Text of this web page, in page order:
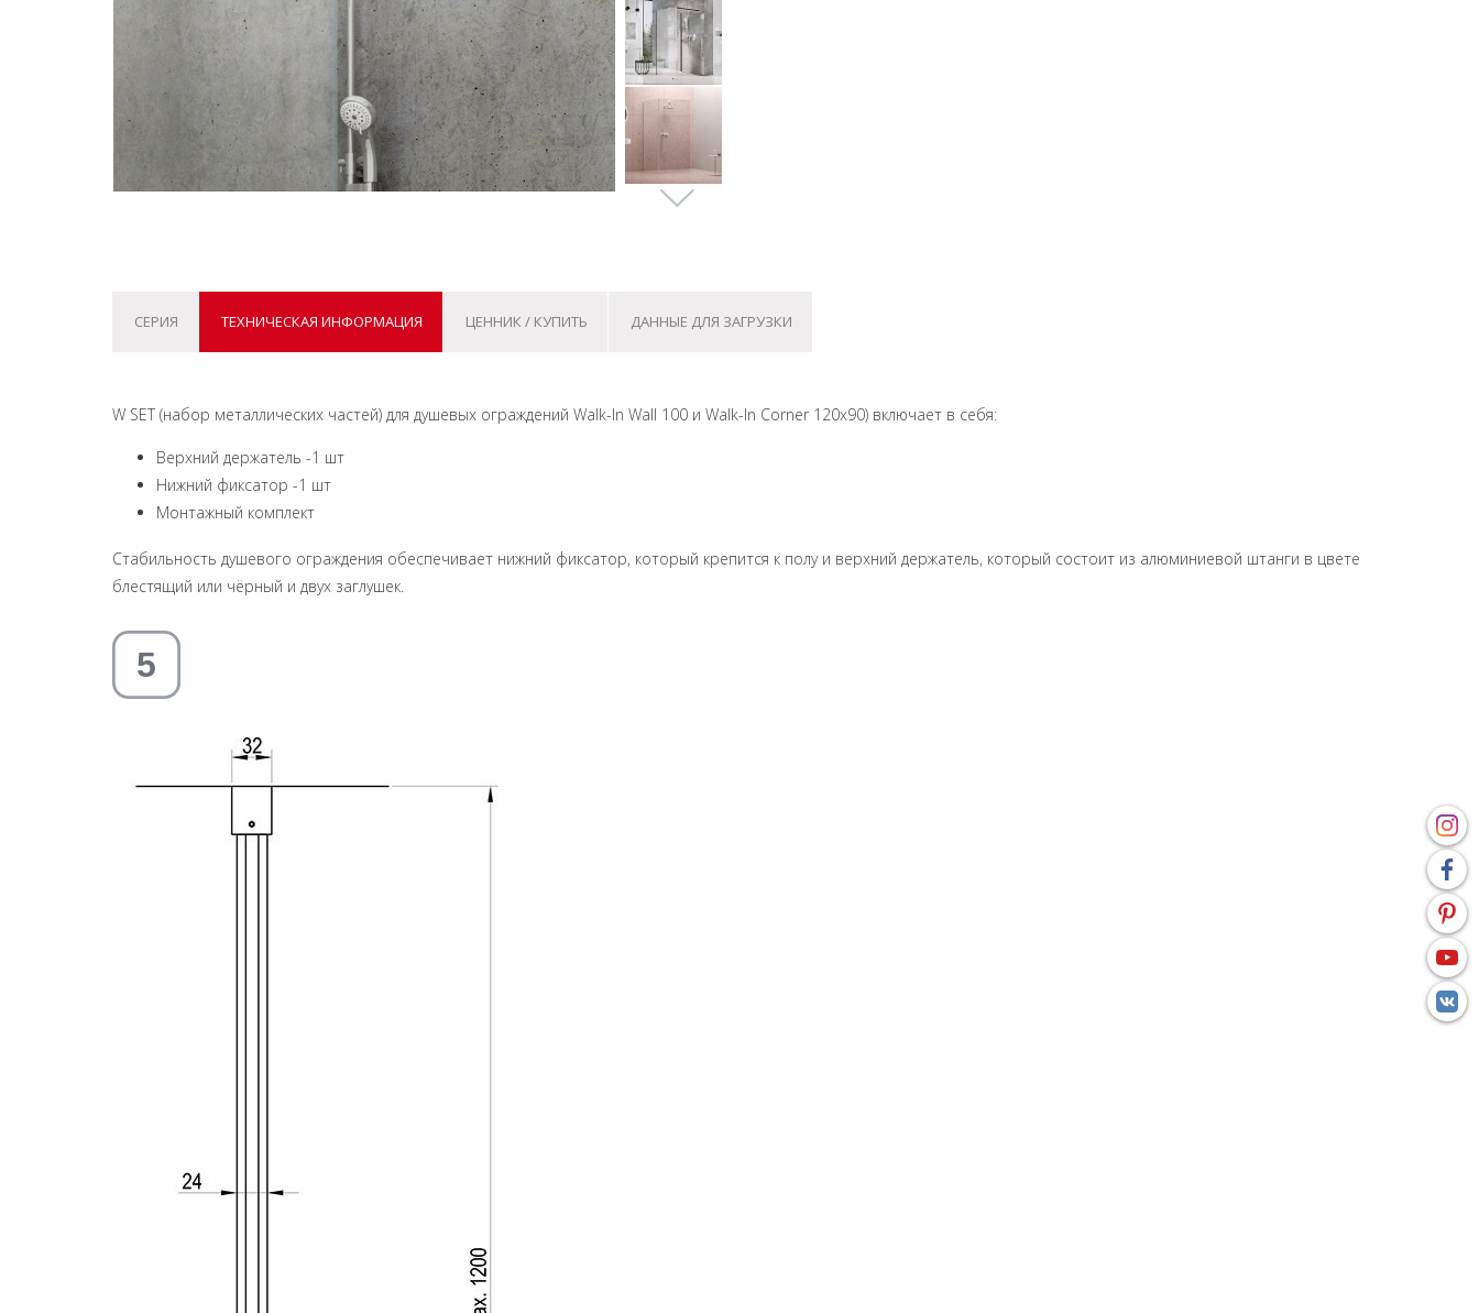
СЕРИЯ ТЕХНИЧЕСКАЯ ИНФОРМАЦИЯ ЦЕННИК / КУПИТЬ ДАННЫЕ ДЛЯ ЗАГРУЗКИ
W SET (набор металлических частей) для душевых ограждений Walk-In Wall 100 и Walk-In Corner 120x90) включает в себя:
Верхний держатель -1 шт
Нижний фиксатор -1 шт
Монтажный комплект
Стабильность душевого ограждения обеспечивает нижний фиксатор, который крепится к полу и верхний держатель, который состоит из алюминиевой штанги в цвете
блестящий или чёрный и двух заглушек.